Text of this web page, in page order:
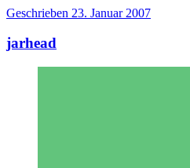
Geschrieben 23. Januar 2007
jarhead